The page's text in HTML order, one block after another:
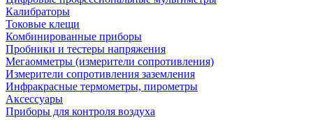
Калибраторы
Токовые клещи
Комбинированные приборы
Пробники и тестеры напряжения
Мегаомметры (измерители сопротивления)
Измерители сопротивления заземления
Инфракрасные термометры, пирометры
Аксессуары
Приборы для контроля воздуха